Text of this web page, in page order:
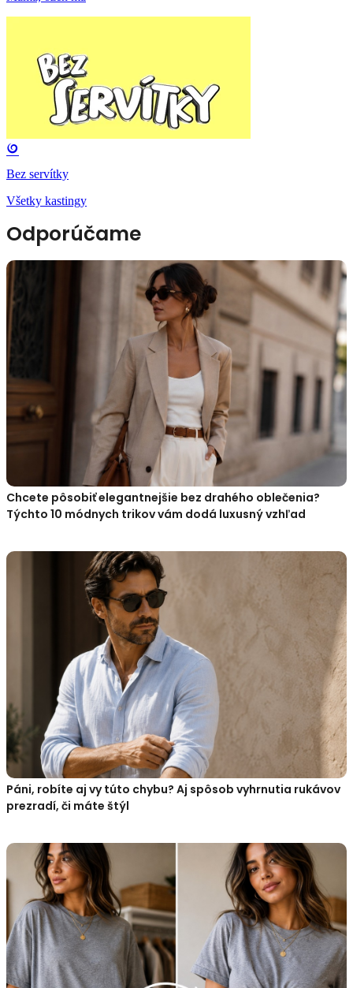
Bez servítky
Všetky kastingy
Odporúčame
Chcete pôsobiť elegantnejšie bez drahého oblečenia?
Týchto 10 módnych trikov vám dodá luxusný vzhľad
Páni, robíte aj vy túto chybu? Aj spôsob vyhrnutia rukávov
prezradí, či máte štýl